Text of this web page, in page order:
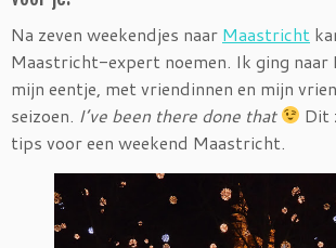
Na zeven weekendjes naar Maastricht
Maastricht-expert noemen. Ik ging naar
mijn eentje, met vriendinnen en mijn
seizoen. I’ve been there done that
Dit
tips voor een weekend Maastricht.